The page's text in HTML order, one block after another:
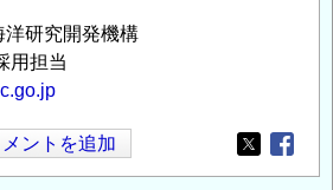
洋研究開発機構
用担当
メントを追加
Opens in